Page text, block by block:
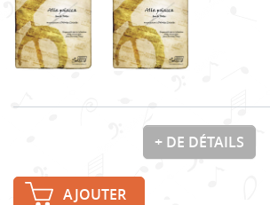
+ DE DÉTAILS
AJOUTER